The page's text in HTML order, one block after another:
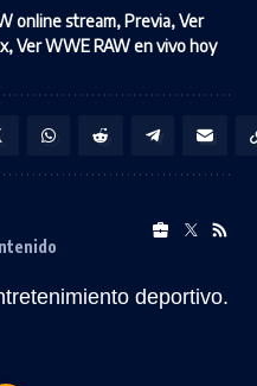
online stream,Previa,Ver
,Ver WWE RAW en vivo hoy
deportivo.